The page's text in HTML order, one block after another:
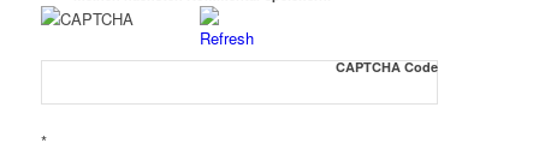
CAPTCHA Code
*